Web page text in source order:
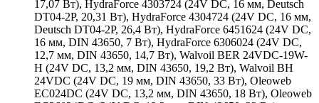
17,07 Вт), HydraForce 4303724 (24V DC, 16 мм, Deutsch
DT04-2P, 20,31 Вт), HydraForce 4304724 (24V DC, 16 мм,
Deutsch DT04-2P, 26,4 Вт), HydraForce 6451624 (24V DC,
16 мм, DIN 43650, 7 Вт), HydraForce 6306024 (24V DC,
12,7 мм, DIN 43650, 14,7 Вт), Walvoil BER 24VDC-19W-
H (24V DC, 13,2 мм, DIN 43650, 19,2 Вт), Walvoil BH
24VDC (24V DC, 19 мм, DIN 43650, 33 Вт), Oleoweb
EC024DC (24V DC, 13,2 мм, DIN 43650, 18 Вт), Oleoweb